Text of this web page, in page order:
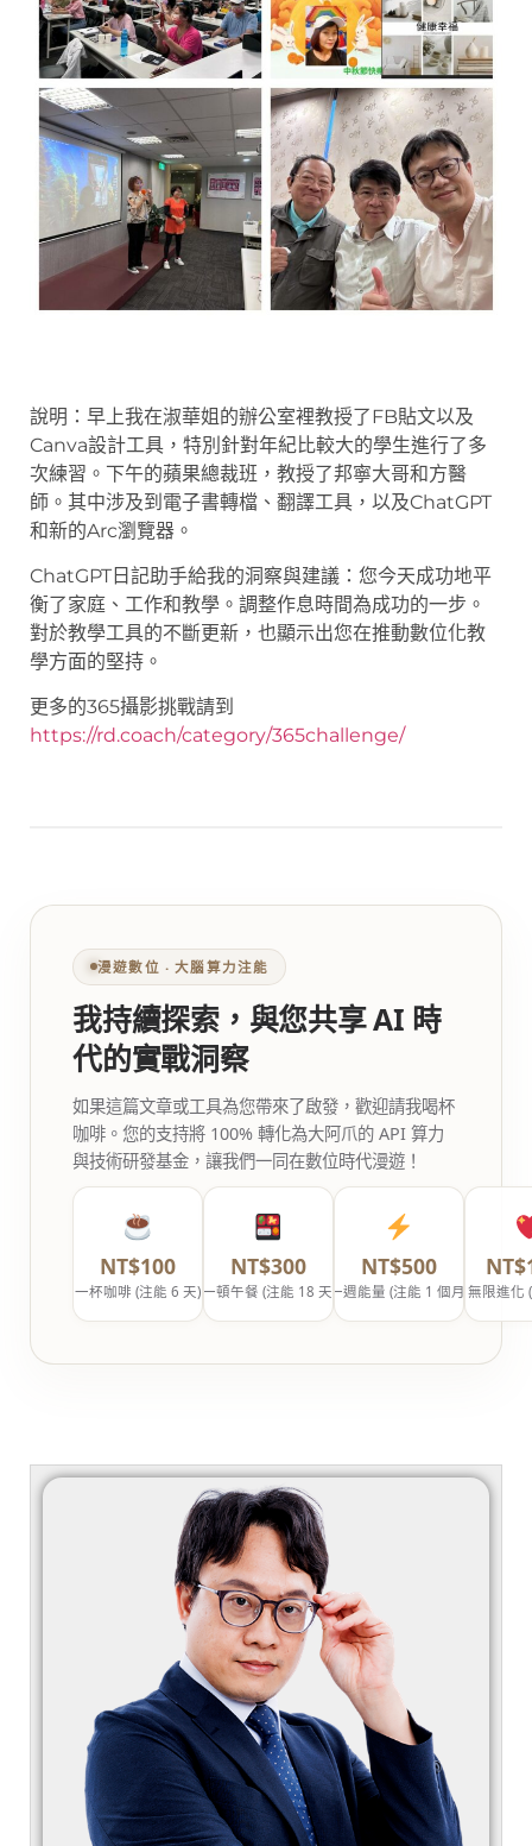
說明：早上我在淑華姐的辦公室裡教授了FB貼文以及
Canva設計工具，特別針對年紀比較大的學生進行了多
次練習。下午的蘋果總裁班，教授了邦寧大哥和方醫
師。其中涉及到電子書轉檔、翻譯工具，以及ChatGPT
和新的Arc瀏覽器。
ChatGPT日記助手給我的洞察與建議：您今天成功地平
衡了家庭、工作和教學。調整作息時間為成功的一步。
對於教學工具的不斷更新，也顯示出您在推動數位化教
學方面的堅持。
更多的365攝影挑戰請到
https://rd.coach/category/365challenge/
漫遊數位 ‧ 大腦算力注能
我持續探索，與您共享 AI 時
代的實戰洞察
如果這篇文章或工具為您帶來了啟發，歡迎請我喝杯
咖啡。您的支持將 100% 轉化為大阿爪的 API 算力
與技術研發基金，讓我們一同在數位時代漫遊！
NT$100
一杯咖啡 (注能 6 天)
NT$300
一頓午餐 (注能 18 天)
NT$500
一週能量 (注能 1 個月)無限進化